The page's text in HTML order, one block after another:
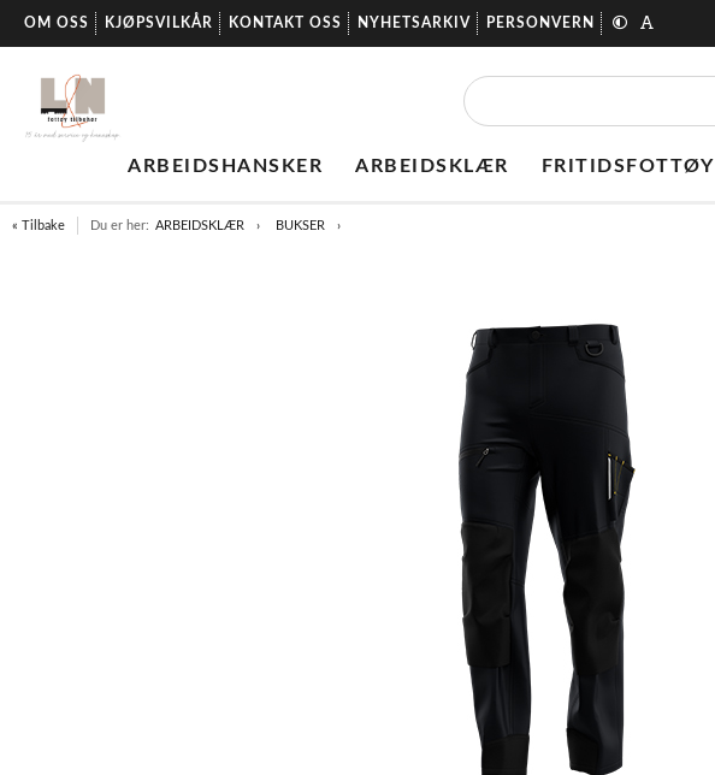
OM OSS KJØPSVILKÅR KONTAKT OSS NYHETSARKIV PERSONVERN
ARBEIDSHANSKER ARBEIDSKLÆR FRITIDSFOTTØY
« Tilbake Du er her: ARBEIDSKLÆR BUKSER